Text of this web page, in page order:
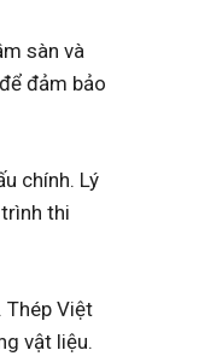
sàn và
đảm bảo
chính. Lý
thi
Thép Việt
vật liệu.